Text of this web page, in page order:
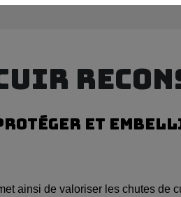
ET
ainsi de valoriser les chutes de